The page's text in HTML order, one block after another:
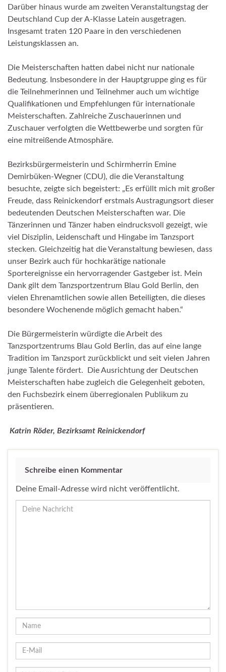
Darüber hinaus wurde am zweiten Veranstaltungstag der
Deutschland Cup der A-Klasse Latein ausgetragen.
Insgesamt traten 120 Paare in den verschiedenen
Leistungsklassen an.
Die Meisterschaften hatten dabei nicht nur nationale
Bedeutung. Insbesondere in der Hauptgruppe ging es für
die Teilnehmerinnen und Teilnehmer auch um wichtige
Qualifikationen und Empfehlungen für internationale
Meisterschaften. Zahlreiche Zuschauerinnen und
Zuschauer verfolgten die Wettbewerbe und sorgten für
eine mitreißende Atmosphäre.
Bezirksbürgermeisterin und Schirmherrin Emine
Demirbüken-Wegner (CDU), die die Veranstaltung
besuchte, zeigte sich begeistert: „Es erfüllt mich mit großer
Freude, dass Reinickendorf erstmals Austragungsort dieser
bedeutenden Deutschen Meisterschaften war. Die
Tänzerinnen und Tänzer haben eindrucksvoll gezeigt, wie
viel Disziplin, Leidenschaft und Hingabe im Tanzsport
stecken. Gleichzeitig hat die Veranstaltung bewiesen, dass
unser Bezirk auch für hochkarätige nationale
Sportereignisse ein hervorragender Gastgeber ist. Mein
Dank gilt dem Tanzsportzentrum Blau Gold Berlin, den
vielen Ehrenamtlichen sowie allen Beteiligten, die dieses
besondere Wochenende möglich gemacht haben.“
Die Bürgermeisterin würdigte die Arbeit des
Tanzsportzentrums Blau Gold Berlin, das auf eine lange
Tradition im Tanzsport zurückblickt und seit vielen Jahren
junge Talente fördert. Die Ausrichtung der Deutschen
Meisterschaften habe zugleich die Gelegenheit geboten,
den Fuchsbezirk einem überregionalen Publikum zu
präsentieren.
Katrin Röder, Bezirksamt Reinickendorf
Schreibe einen Kommentar
Deine Email-Adresse wird nicht veröffentlicht.